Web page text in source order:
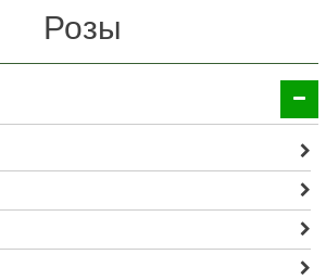
Розы